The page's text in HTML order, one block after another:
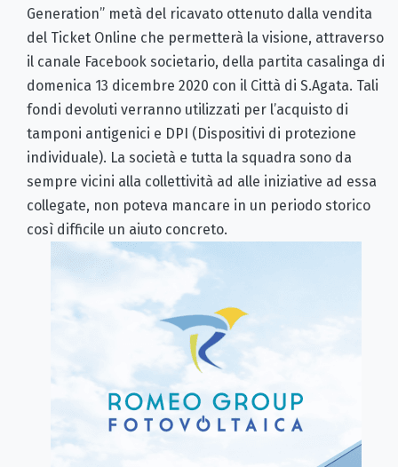
Generation” metà del ricavato ottenuto dalla vendita
del Ticket Online che permetterà la visione, attraverso
il canale Facebook societario, della partita casalinga di
domenica 13 dicembre 2020 con il Città di S.Agata. Tali
fondi devoluti verranno utilizzati per l’acquisto di
tamponi antigenici e DPI (Dispositivi di protezione
individuale). La società e tutta la squadra sono da
sempre vicini alla collettività ad alle iniziative ad essa
collegate, non poteva mancare in un periodo storico
così difficile un aiuto concreto.